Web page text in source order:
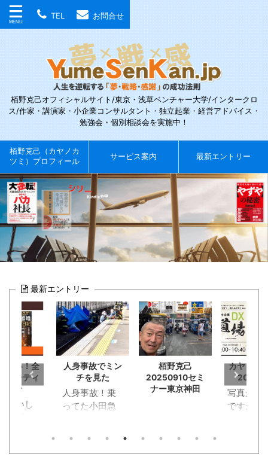
TEL お問合せ
栢野克己オフィシャルサイト/東京・浅草ベンチャー大学/インタークロ
ス/作家・講演家・小企業コンサルタント・独立起業・経営アドバイス・
勉強会・個別相談会を実施中！
栢野克己（カヤノカ
ツミ）プロフィール
サービス案内 最新エントリー
最新エントリー
願い！全
オーディ
ョン
願いし
ず勘違
人身事故でミン
チを見た
人身事故！乗
ってた小田急
栢野克己
20250910セミ
ナー東京神田
カヤノ講
写真が20
ですがw